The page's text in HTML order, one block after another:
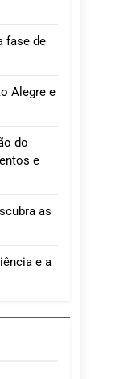
fase de
Alegre e
do
e
as
e a